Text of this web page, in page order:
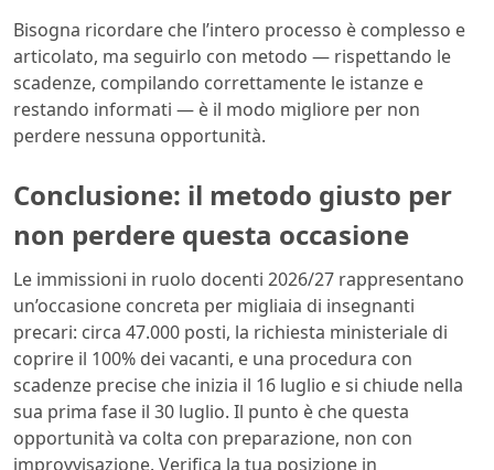
Bisogna ricordare che l’intero processo è complesso e
articolato, ma seguirlo con metodo — rispettando le
scadenze, compilando correttamente le istanze e
restando informati — è il modo migliore per non
perdere nessuna opportunità.
Conclusione: il metodo giusto per
non perdere questa occasione
Le immissioni in ruolo docenti 2026/27 rappresentano
un’occasione concreta per migliaia di insegnanti
precari: circa 47.000 posti, la richiesta ministeriale di
coprire il 100% dei vacanti, e una procedura con
scadenze precise che inizia il 16 luglio e si chiude nella
sua prima fase il 30 luglio. Il punto è che questa
opportunità va colta con preparazione, non con
improvvisazione. Verifica la tua posizione in